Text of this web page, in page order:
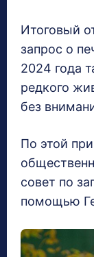
Итоговый
запрос о
2024 года
редкого
без
По этой
совет по
помощью